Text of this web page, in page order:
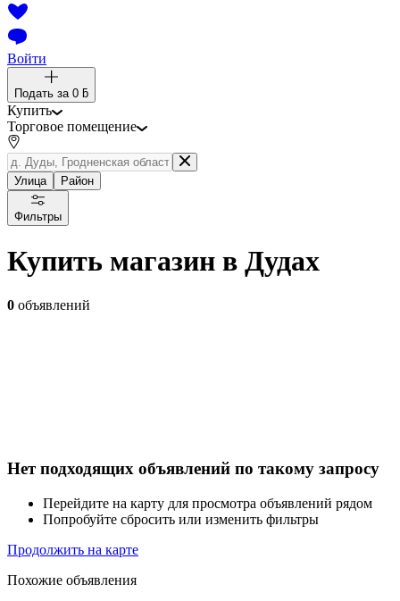
Войти
Подать за 0 ƃ
Купить
Торговое помещение
Улица Район
Фильтры
Купить магазин в Дудах
0 объявлений
Нет подходящих объявлений по такому запросу
Перейдите на карту для просмотра объявлений рядом
Попробуйте сбросить или изменить фильтры
Продолжить на карте
Похожие объявления